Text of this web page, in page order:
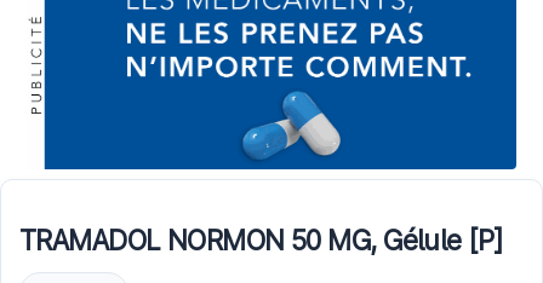
TRAMADOL NORMON 50 MG, Gélule [P]